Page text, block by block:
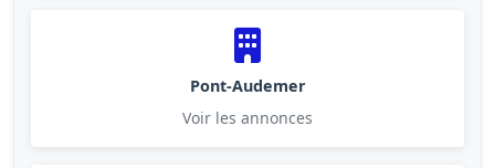
Pont-Audemer
Voir les annonces